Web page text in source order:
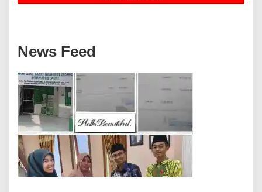
News Feed